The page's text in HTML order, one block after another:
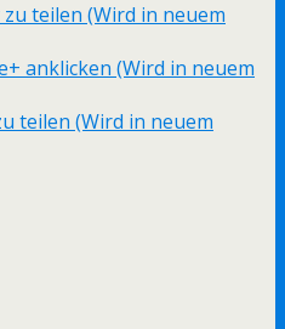
teilen (Wird in neuem
anklicken (Wird in neuem
teilen (Wird in neuem